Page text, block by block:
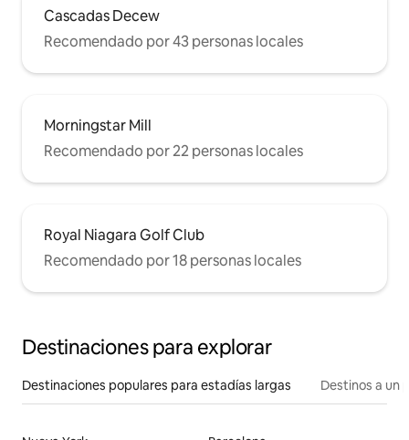
Cascadas Decew
Recomendado por 43 personas locales
Morningstar Mill
Recomendado por 22 personas locales
Royal Niagara Golf Club
Recomendado por 18 personas locales
Destinaciones para explorar
Destinaciones populares para estadías largas Destinos a un